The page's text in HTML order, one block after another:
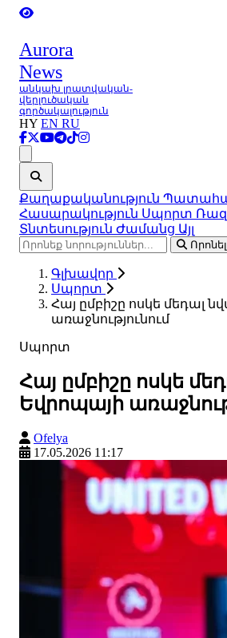
Aurora
News
անկախ լրատվական-
վերլուծական
գործակալություն
HY EN RU
Քաղաքականություն
Հասարակություն Սպորտ
Տնտեսություն Ժամանց Այլ
Որոնել
Գլխավոր
Սպորտ
Հայ ըմբիշը ոսկե մեդալ
առաջնությունում
Սպորտ
Հայ ըմբիշը ոսկե
Եվրոպայի
Ofelya
17.05.2026 11:17